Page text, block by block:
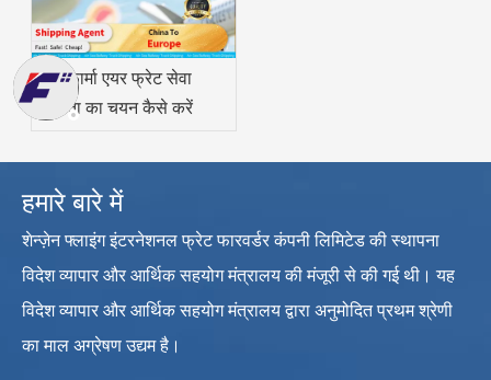
सही फार्मा एयर फ्रेट सेवा
प्रदाता का चयन कैसे करें
हमारे बारे में
शेन्ज़ेन फ्लाइंग इंटरनेशनल फ्रेट फारवर्डर कंपनी लिमिटेड की स्थापना
विदेश व्यापार और आर्थिक सहयोग मंत्रालय की मंजूरी से की गई थी। यह
विदेश व्यापार और आर्थिक सहयोग मंत्रालय द्वारा अनुमोदित प्रथम श्रेणी
का माल अग्रेषण उद्यम है।